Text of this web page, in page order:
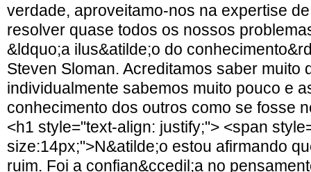
verdade, aproveitamo-nos na expertise
resolver quase todos os nossos
&ldquo;a ilus&atilde;o do
Steven Sloman. Acreditamos saber muito
individualmente sabemos muito pouco e
conhecimento dos outros como se fosse
<h1 style="text-align: justify;"> <span
size:14px;">N&atilde;o estou afirmando
ruim. Foi a confian&ccedil;a no